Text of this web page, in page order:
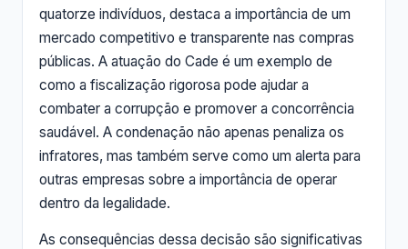
quatorze indivíduos, destaca a importância de um
mercado competitivo e transparente nas compras
públicas. A atuação do Cade é um exemplo de
como a fiscalização rigorosa pode ajudar a
combater a corrupção e promover a concorrência
saudável. A condenação não apenas penaliza os
infratores, mas também serve como um alerta para
outras empresas sobre a importância de operar
dentro da legalidade.
As consequências dessa decisão são significativas